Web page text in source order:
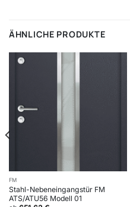
ÄHNLICHE PRODUKTE
FM
Stahl-Nebeneingangstür FM
ATS/ATU56 Modell 01